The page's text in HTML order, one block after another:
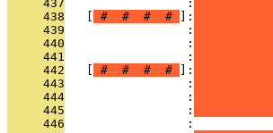
     437
                 :
     438
# # # # ]:
     439
                 :
     440
                 :
     441
                 :
     442
# # # # ]:
     443
                 :
     444
                 :
     445
                 :
     446
: